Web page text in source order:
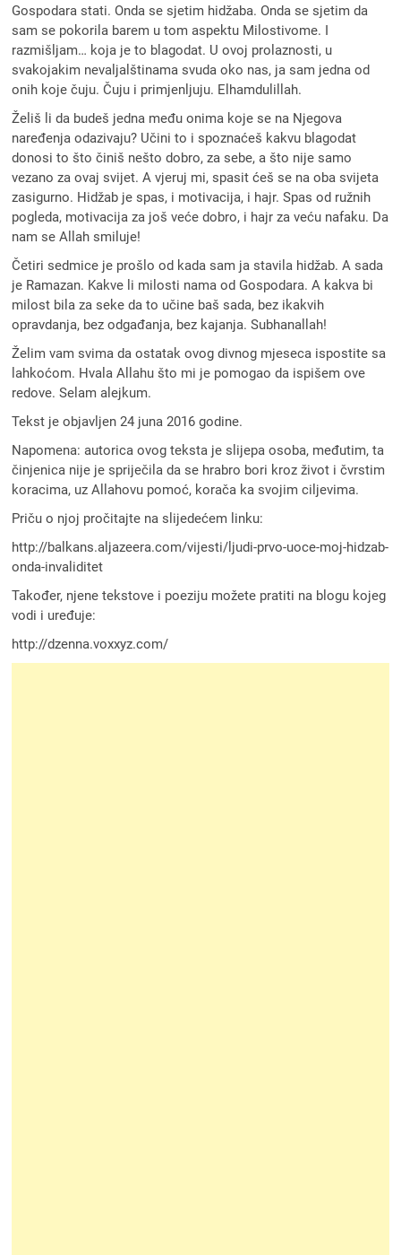
Gospodara stati. Onda se sjetim hidžaba. Onda se sjetim da
sam se pokorila barem u tom aspektu Milostivome. I
razmišljam… koja je to blagodat. U ovoj prolaznosti, u
svakojakim nevaljalštinama svuda oko nas, ja sam jedna od
onih koje čuju. Čuju i primjenljuju. Elhamdulillah.
Želiš li da budeš jedna među onima koje se na Njegova
naređenja odazivaju? Učini to i spoznaćeš kakvu blagodat
donosi to što činiš nešto dobro, za sebe, a što nije samo
vezano za ovaj svijet. A vjeruj mi, spasit ćeš se na oba svijeta
zasigurno. Hidžab je spas, i motivacija, i hajr. Spas od ružnih
pogleda, motivacija za još veće dobro, i hajr za veću nafaku. Da
nam se Allah smiluje!
Četiri sedmice je prošlo od kada sam ja stavila hidžab. A sada
je Ramazan. Kakve li milosti nama od Gospodara. A kakva bi
milost bila za seke da to učine baš sada, bez ikakvih
opravdanja, bez odgađanja, bez kajanja. Subhanallah!
Želim vam svima da ostatak ovog divnog mjeseca ispostite sa
lahkoćom. Hvala Allahu što mi je pomogao da ispišem ove
redove. Selam alejkum.
Tekst je objavljen 24 juna 2016 godine.
Napomena: autorica ovog teksta je slijepa osoba, međutim, ta
činjenica nije je spriječila da se hrabro bori kroz život i čvrstim
koracima, uz Allahovu pomoć, korača ka svojim ciljevima.
Priču o njoj pročitajte na slijedećem linku:
http://balkans.aljazeera.com/vijesti/ljudi-prvo-uoce-moj-hidzab-
onda-invaliditet
Također, njene tekstove i poeziju možete pratiti na blogu kojeg
vodi i uređuje:
http://dzenna.voxxyz.com/